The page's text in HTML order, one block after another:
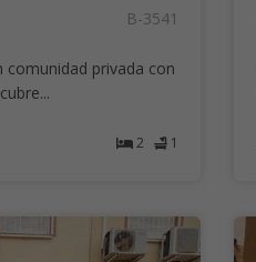
B-3541
comunidad privada con
2 1